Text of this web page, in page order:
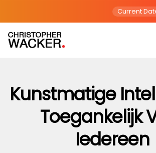
Current
Kunstmatige
Toegankelijk
Iedereen